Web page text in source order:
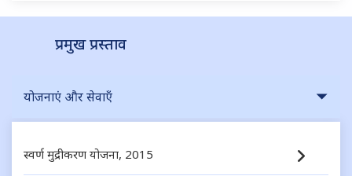
प्रमुख प्रस्ताव
योजनाएं और सेवाएँ
स्वर्ण मुद्रीकरण योजना, 2015